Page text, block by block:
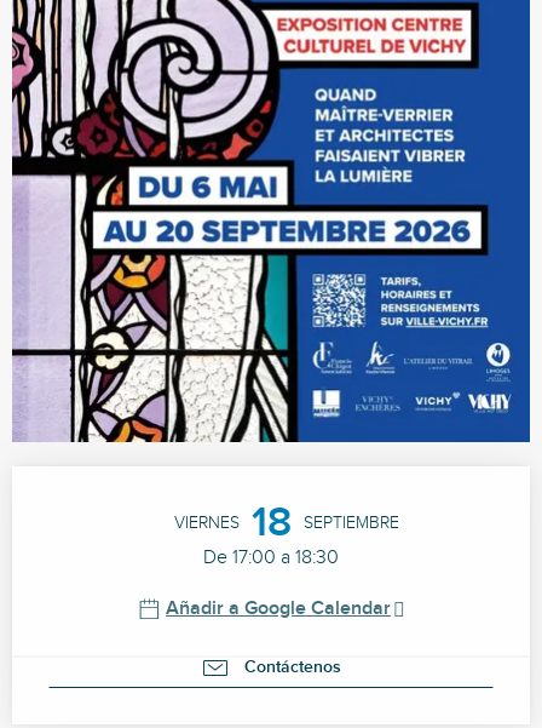
VIERNES 18 SEPTIEMBRE
De 17:00 a 18:30
Añadir a Google Calendar
Contáctenos